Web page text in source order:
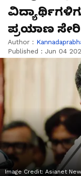
ಪ್ರಯಾಣ
Author :
Published : Jun 04
Image Credit: Asianet